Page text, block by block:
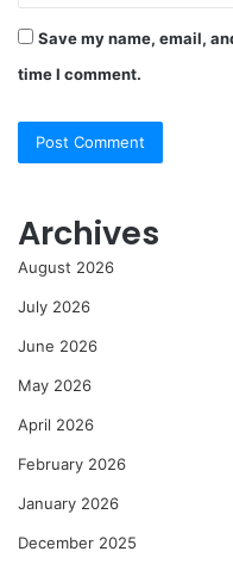
Save my name, email,
time I comment.
Archives
August 2026
July 2026
June 2026
May 2026
April 2026
February 2026
January 2026
December 2025